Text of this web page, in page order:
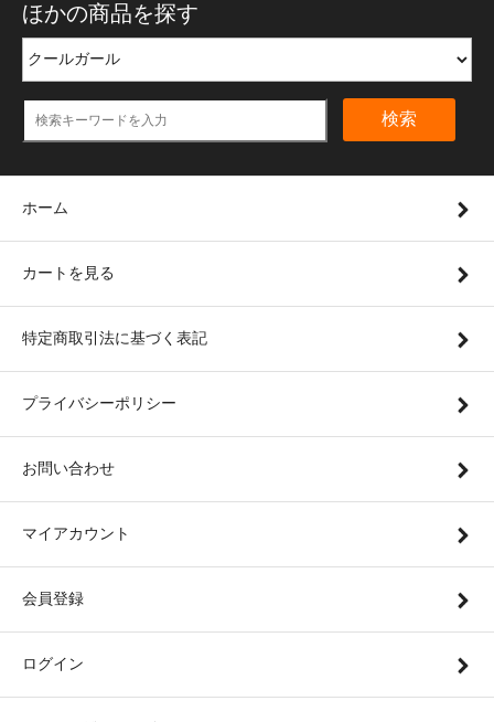
ほかの商品を探す
検索
ホーム
カートを見る
特定商取引法に基づく表記
プライバシーポリシー
お問い合わせ
マイアカウント
会員登録
ログイン